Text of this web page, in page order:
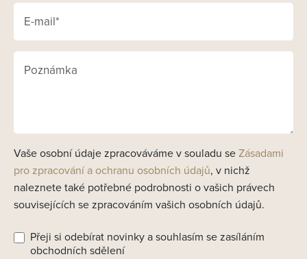
Vaše osobní údaje zpracováváme v souladu seZásadami
pro zpracování a ochranu osobních údajů, v nichž
naleznete také potřebné podrobnosti o vašich právech
souvisejících se zpracováním vašich osobních údajů.
Přeji si odebírat novinky a souhlasím se zasíláním
obchodních sdělení